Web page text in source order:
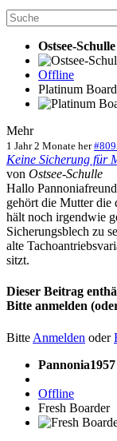
Ostsee-Schulle
Offline
Platinum
Mehr
1 Jahr 2 Monate her
Keine Sicherung für
von Ostsee-Schulle
Hallo
gehört die Mutter die
hält noch irgendwie
Sicherungsblech zu
alte
sitzt.
Dieser Beitrag
Bitte anmelden
Bitte Anmelden oder
Pannonia1957
Offline
Fresh Boarder